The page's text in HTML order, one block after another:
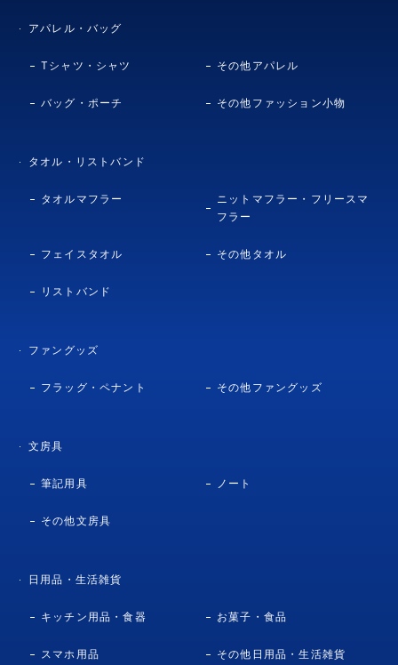
アパレル・バッグ
Tシャツ・シャツ その他アパレル
バッグ・ポーチ その他ファッション小物
タオル・リストバンド
タオルマフラー
ニットマフラー・フリースマ
フラー
フェイスタオル その他タオル
リストバンド
ファングッズ
フラッグ・ペナント その他ファングッズ
文房具
筆記用具 ノート
その他文房具
日用品・生活雑貨
キッチン用品・食器 お菓子・食品
スマホ用品 その他日用品・生活雑貨